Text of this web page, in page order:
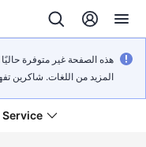
هذه الصفحة غير متوفرة
المزيد من اللغات. شاكرين
Service